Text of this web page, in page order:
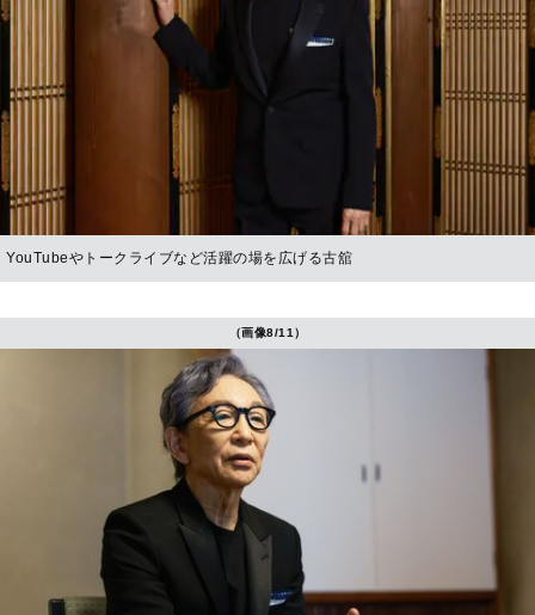
YouTubeやトークライブなど活躍の場を広げる古舘
（画像8/11）